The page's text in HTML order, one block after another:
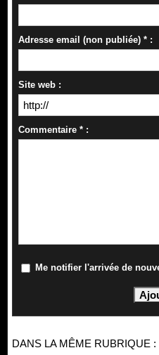
Adresse email (non publiée) * :
Site web :
Commentaire * :
Me notifier l'arrivée de
DANS LA MÊME RUBRIQUE :